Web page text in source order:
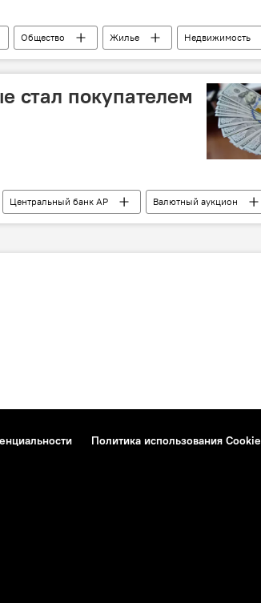
Общество Жилье
Недвижимость
Абшерон
стал покупателем
Центральный банк АР
Валютный аукцион
Политика использования Cookie